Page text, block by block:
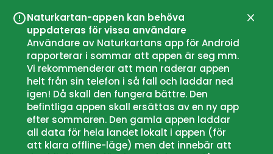
Naturkartan-appen kan behöva
uppdateras för vissa användare
Användare av Naturkartans app för Android
rapporterar i sommar att appen är seg mm.
Vi rekommenderar att man raderar appen
helt från sin telefon i så fall och laddar ned
igen! Då skall den fungera bättre. Den
befintliga appen skall ersättas av en ny app
efter sommaren. Den gamla appen laddar
all data för hela landet lokalt i appen (för
att klara offline-läge) men det innebär att